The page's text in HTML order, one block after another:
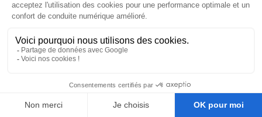
Alimentation Carburant BMW
Boitier papillon BMW
Faisceau de câble pour réservoir avec pompe
d'aspiration BMW
Injecteur BMW
Pompe diesel BMW
Allumage / Préchauffage BMW